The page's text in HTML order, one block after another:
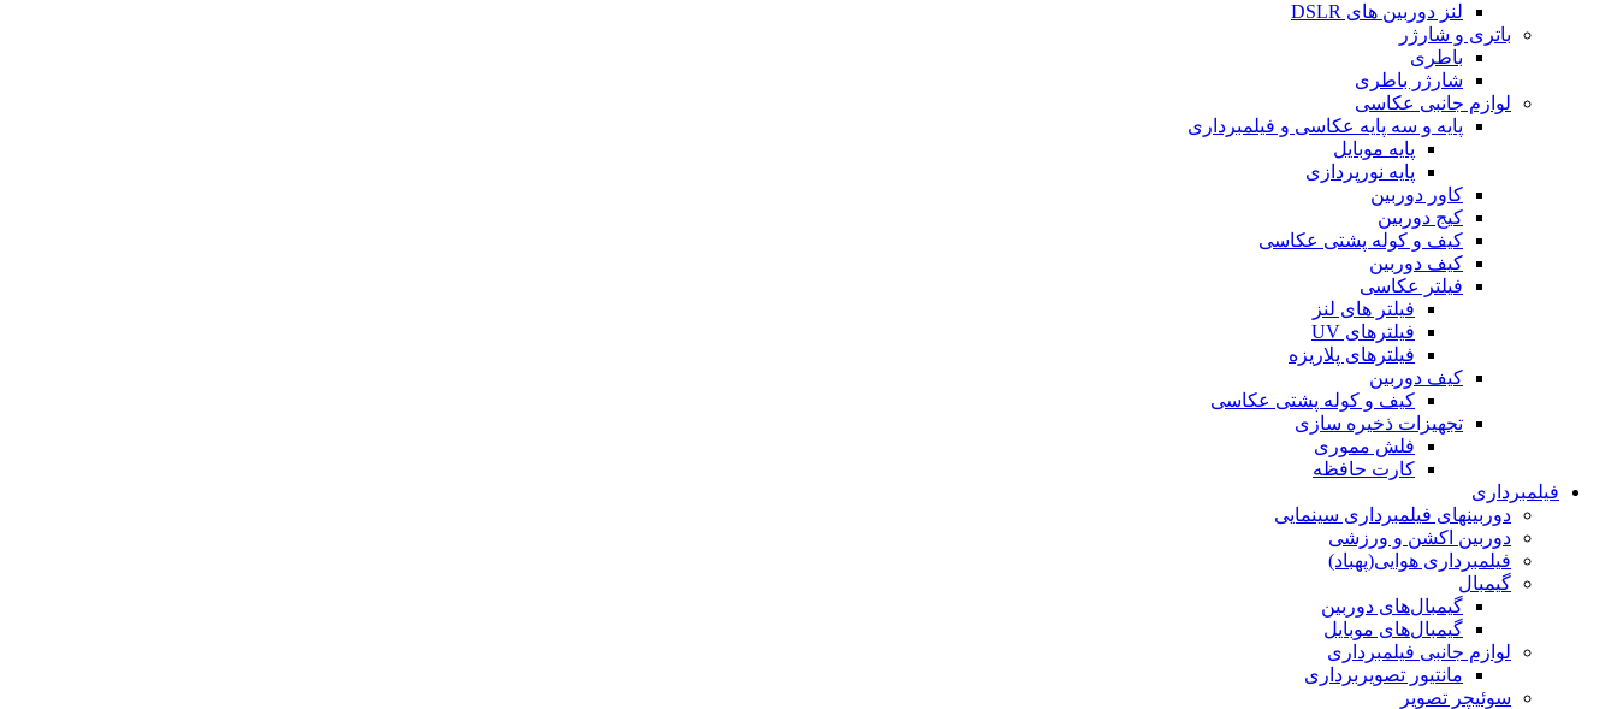
لنز دوربین های DSLR
باتری و شارژر
باطری
شارژر باطری
لوازم جانبی عکاسی
پایه و سه پایه عکاسی و فیلمبرداری
پایه موبایل
پایه نورپردازی
کاور دوربین
کیج دوربین
کیف و کوله پشتی عکاسی
کیف دوربین
فیلتر عکاسی
فیلتر های لنز
فیلترهای UV
فیلترهای پلاریزه
کیف دوربین
کیف و کوله پشتی عکاسی
تجهیزات ذخیره سازی
فلش مموری
کارت حافظه
فیلمبرداری
دوربینهای فیلمبرداری سینمایی
دوربین اکشن و ورزشی
فیلمبرداری هوایی(پهباد)
گیمبال
گیمبال‌های دوربین
گیمبال‌های موبایل
لوازم جانبی فیلمبرداری
مانتیور تصویربرداری
سوئیچر تصویر